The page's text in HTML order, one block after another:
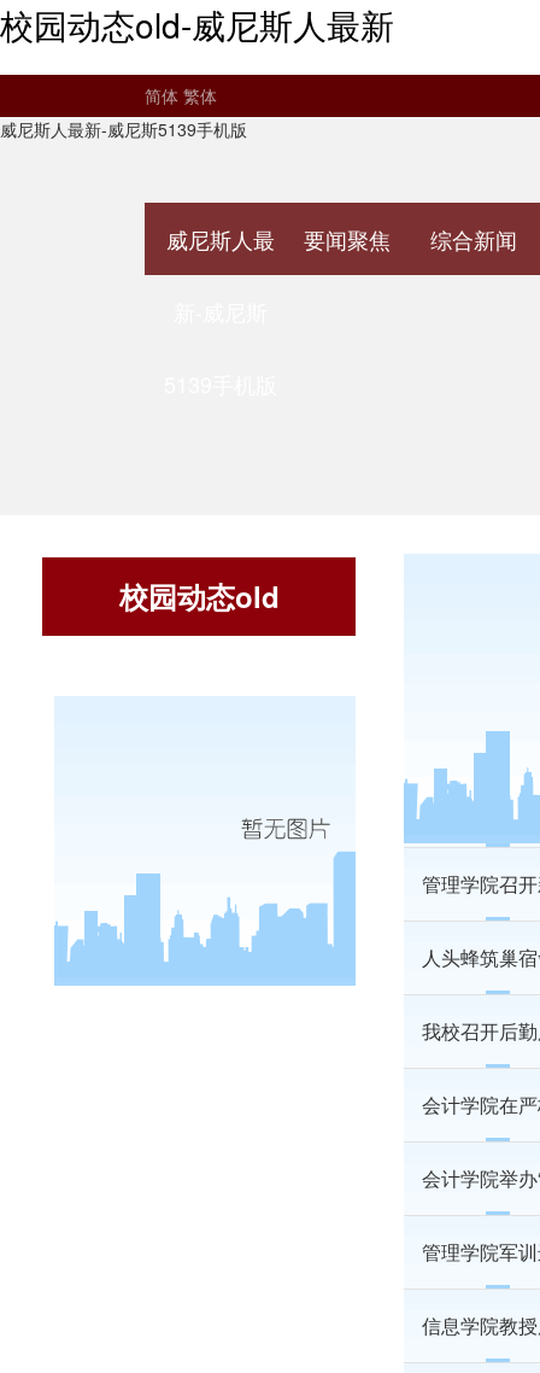
校园动态old-威尼斯人最新
简体 繁体
威尼斯人最新-威尼斯5139手机版
威尼斯人最 要闻聚焦 综合新闻
校园动态old
管理学院举
经济学院召
管理学院召
人头蜂筑巢
我校召开后
会计学院在
会计学院举
管理学院军
信息学院教